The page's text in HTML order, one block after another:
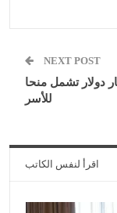
NEXT POST
حزمة اقتصادية بـ250 مليار دولار تشمل منحا
للأسر
اقرأ لنفس الكاتب